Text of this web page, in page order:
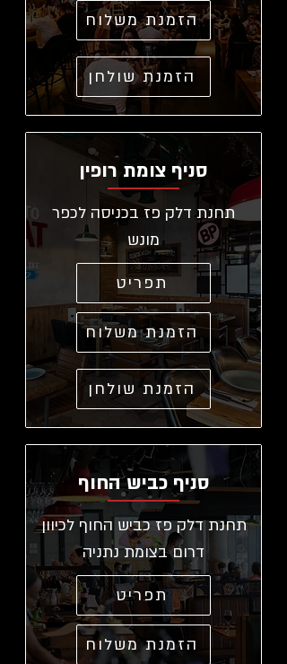
הזמנת משלוח
הזמנת שולחן
סניף צומת רופין
תחנת דלק פז בכניסה לכפר
מונש
תפריט
הזמנת משלוח
הזמנת שולחן
סניף כביש החוף
תחנת דלק פז כביש החוף לכיוון
דרום בצומת נתניה
תפריט
הזמנת משלוח